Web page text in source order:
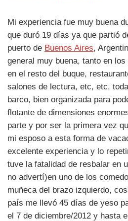
Mi experiencia fue muy buena
que duró 19 días ya que partió
puerto de Buenos Aires,
general muy buena, tanto en
en el resto del buque,
salones de lectura, etc, etc,
barco, bien organizada para
flotante de dimensiones
parte y por ser la primera vez
mi esposo a esta forma de
excelente experiencia y lo
tuve la fatalidad de resbalar en
no advertí)en uno de los
muñeca del brazo izquierdo,
país me llevó 45 días de yeso
el 7 de diciembre/2012 y hasta